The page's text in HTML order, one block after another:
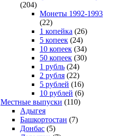
(204)
Монеты 1992-1993
(22)
1 копейка (26)
5 копеек (24)
10 копеек (34)
50 копеек (30)
1 рубль (24)
2 рубля (22)
5 рублей (16)
10 рублей (6)
Местные выпуски (110)
Адыгея
Башкортостан (7)
Донбас (5)